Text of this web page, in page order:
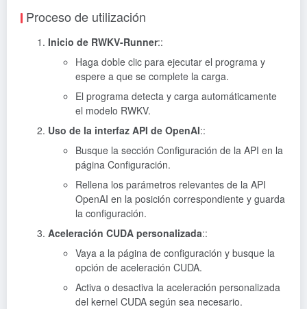
Proceso de utilización
Inicio de RWKV-Runner::
Haga doble clic para ejecutar el programa y
espere a que se complete la carga.
El programa detecta y carga automáticamente
el modelo RWKV.
Uso de la interfaz API de OpenAI::
Busque la sección Configuración de la API en la
página Configuración.
Rellena los parámetros relevantes de la API
OpenAI en la posición correspondiente y guarda
la configuración.
Aceleración CUDA personalizada::
Vaya a la página de configuración y busque la
opción de aceleración CUDA.
Activa o desactiva la aceleración personalizada
del kernel CUDA según sea necesario.